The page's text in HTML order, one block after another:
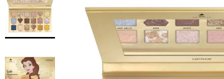
края
на
галерията
изображенията